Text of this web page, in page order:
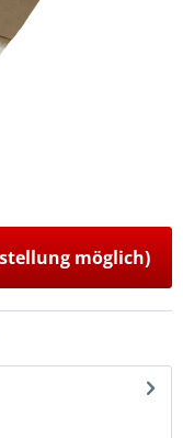
möglich)